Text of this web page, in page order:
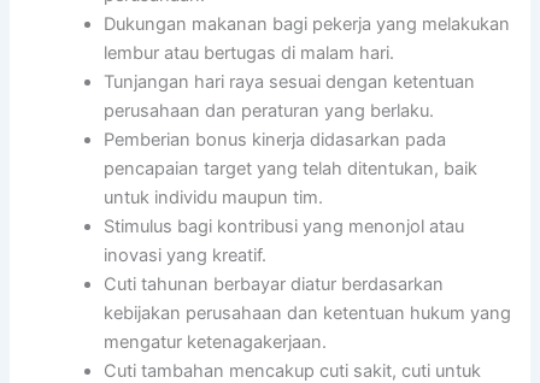
Dukungan makanan bagi pekerja yang melakukan
lembur atau bertugas di malam hari.
Tunjangan hari raya sesuai dengan ketentuan
perusahaan dan peraturan yang berlaku.
Pemberian bonus kinerja didasarkan pada
pencapaian target yang telah ditentukan, baik
untuk individu maupun tim.
Stimulus bagi kontribusi yang menonjol atau
inovasi yang kreatif.
Cuti tahunan berbayar diatur berdasarkan
kebijakan perusahaan dan ketentuan hukum yang
mengatur ketenagakerjaan.
Cuti tambahan mencakup cuti sakit, cuti untuk